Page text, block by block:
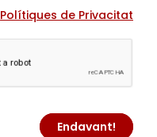
Polítiques de Privacitat
Endavant!